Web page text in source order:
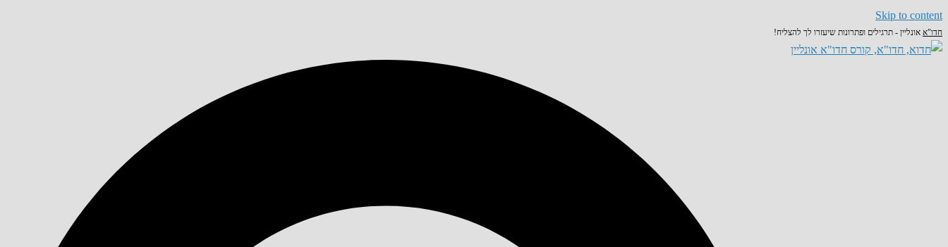
Skip to content
חדו"א אונליין - תרגילים ופתרונות שיעזרו לך להצליח!